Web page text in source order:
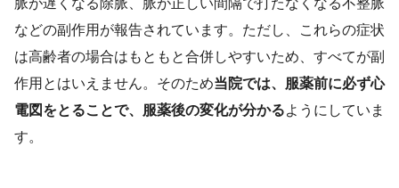
などの副作用が報告されています。ただし、これらの症状
は高齢者の場合はもともと合併しやすいため、すべてが副
作用とはいえません。そのため当院では、服薬前に必ず心
電図をとることで、服薬後の変化が分かるようにしていま
す。